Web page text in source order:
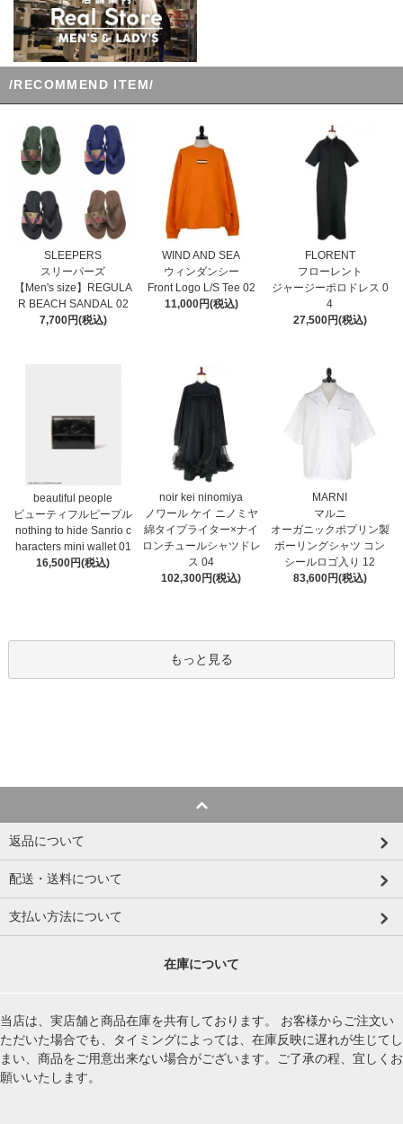
/RECOMMEND ITEM/
SLEEPERS
スリーパーズ
【Men's size】REGULA
R BEACH SANDAL 02
7,700円(税込)
WIND AND SEA
ウィンダンシー
Front Logo L/S Tee 02
11,000円(税込)
FLORENT
フローレント
ジャージーポロドレス 0
4
27,500円(税込)
beautiful people
ビューティフルピープル
nothing to hide Sanrio c
haracters mini wallet⁠ 01
16,500円(税込)
noir kei ninomiya
ノワール ケイ ニノミヤ
綿タイプライター×ナイ
ロンチュールシャツドレ
ス 04
102,300円(税込)
MARNI
マルニ
オーガニックポプリン製
ボーリングシャツ コン
シールロゴ入り 12
83,600円(税込)
もっと見る
返品について
配送・送料について
支払い方法について
在庫について
当店は、実店舗と商品在庫を共有しております。 お客様からご注文い
ただいた場合でも、タイミングによっては、在庫反映に遅れが生じてし
まい、商品をご用意出来ない場合がございます。ご了承の程、宜しくお
願いいたします。